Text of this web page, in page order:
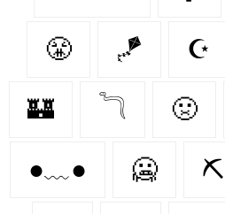
😤 🪁 ☪
🏰 𓆓 🤢
●﹏● 🥶 ⛏️